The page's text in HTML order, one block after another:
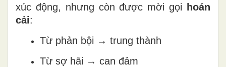
xúc động, nhưng còn được mời gọi hoán
cải:
Từ phản bội → trung thành
Từ sợ hãi → can đảm